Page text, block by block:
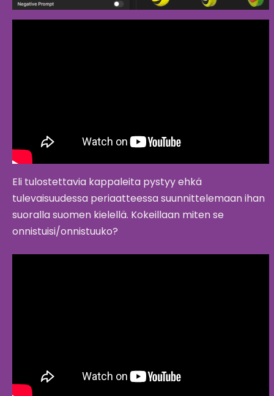
Eli tulostettavia kappaleita pystyy ehkä
tulevaisuudessa periaatteessa suunnittelemaan ihan
suoralla suomen kielellä. Kokeillaan miten se
onnistuisi/onnistuuko?